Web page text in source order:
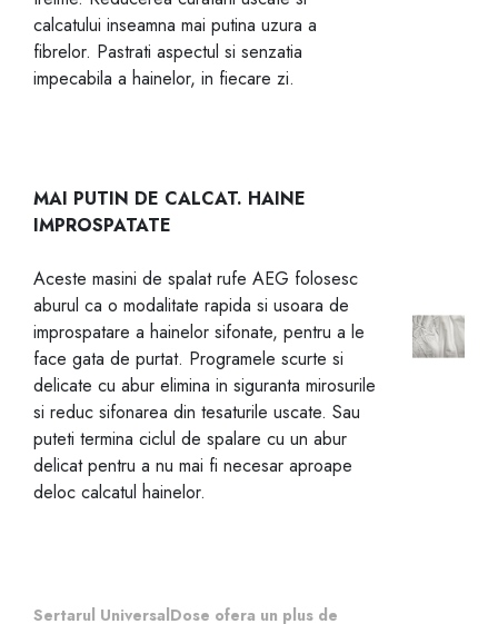
calcatului inseamna mai putina uzura a
fibrelor. Pastrati aspectul si senzatia
impecabila a hainelor, in fiecare zi.
MAI PUTIN DE CALCAT. HAINE
IMPROSPATATE
Aceste masini de spalat rufe AEG folosesc
aburul ca o modalitate rapida si usoara de
improspatare a hainelor sifonate, pentru a le
face gata de purtat. Programele scurte si
delicate cu abur elimina in siguranta mirosurile
si reduc sifonarea din tesaturile uscate. Sau
puteti termina ciclul de spalare cu un abur
delicat pentru a nu mai fi necesar aproape
deloc calcatul hainelor.
Sertarul UniversalDose ofera un plus de